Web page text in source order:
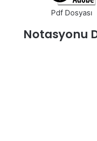
Pdf Dosyası
Notasyonu